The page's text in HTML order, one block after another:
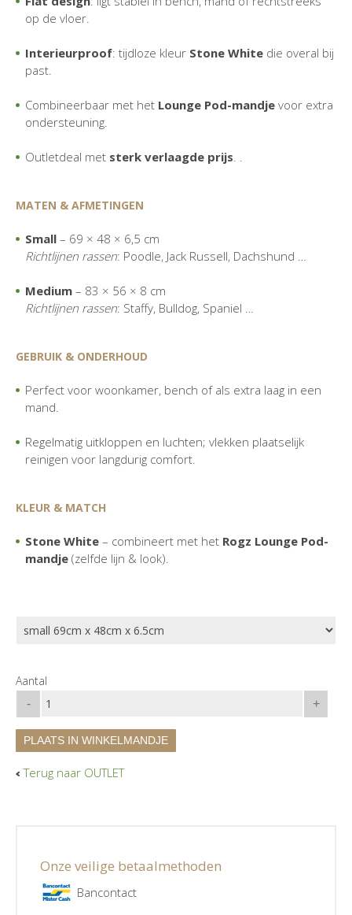
op de vloer.
Interieurproof: tijdloze kleur Stone White die overal bij
past.
Combineerbaar met het Lounge Pod-mandje voor extra
ondersteuning.
Outletdeal met sterk verlaagde prijs. .
MATEN & AFMETINGEN
Small – 69 × 48 × 6,5 cm
Richtlijnen rassen: Poodle, Jack Russell, Dachshund …
Medium – 83 × 56 × 8 cm
Richtlijnen rassen: Staffy, Bulldog, Spaniel …
GEBRUIK & ONDERHOUD
Perfect voor woonkamer, bench of als extra laag in een
mand.
Regelmatig uitkloppen en luchten; vlekken plaatselijk
reinigen voor langdurig comfort.
KLEUR & MATCH
Stone White – combineert met het Rogz Lounge Pod-
mandje (zelfde lijn & look).
Aantal
- +
PLAATS IN WINKELMANDJE
Terug naar OUTLET
Onze veilige betaalmethoden
Bancontact